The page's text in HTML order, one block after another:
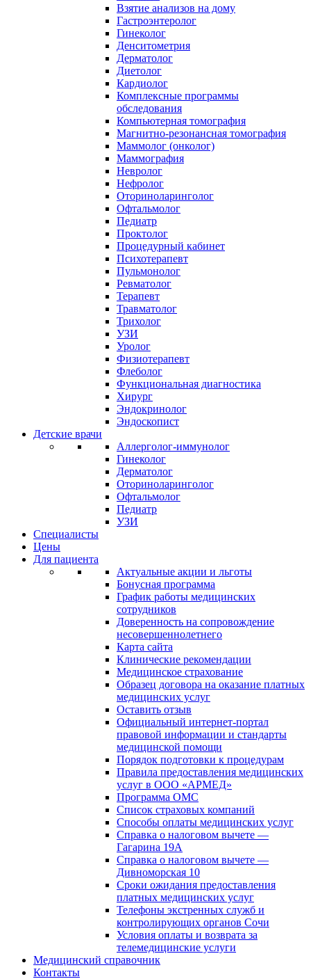
Взятие анализов на дому
Гастроэнтеролог
Гинеколог
Денситометрия
Дерматолог
Диетолог
Кардиолог
Комплексные программы
обследования
Компьютерная томография
Магнитно-резонансная томография
Маммолог (онколог)
Маммография
Невролог
Нефролог
Оториноларинголог
Офтальмолог
Педиатр
Проктолог
Процедурный кабинет
Психотерапевт
Пульмонолог
Ревматолог
Терапевт
Травматолог
Трихолог
УЗИ
Уролог
Физиотерапевт
Флеболог
Функциональная диагностика
Хирург
Эндокринолог
Эндоскопист
Детские врачи
Аллерголог-иммунолог
Гинеколог
Дерматолог
Оториноларинголог
Офтальмолог
Педиатр
УЗИ
Специалисты
Цены
Для пациента
Актуальные акции и льготы
Бонусная программа
График работы медицинских
сотрудников
Доверенность на сопровождение
несовершеннолетнего
Карта сайта
Клинические рекомендации
Медицинское страхование
Образец договора на оказание платных
медицинских услуг
Оставить отзыв
Официальный интернет-портал
правовой информации и стандарты
медицинской помощи
Порядок подготовки к процедурам
Правила предоставления медицинских
услуг в ООО «АРМЕД»
Программа ОМС
Список страховых компаний
Способы оплаты медицинских услуг
Справка о налоговом вычете —
Гагарина 19А
Справка о налоговом вычете —
Дивноморская 10
Сроки ожидания предоставления
платных медицинских услуг
Телефоны экстренных служб и
контролирующих органов Сочи
Условия оплаты и возврата за
телемедицинские услуги
Медицинский справочник
Контакты